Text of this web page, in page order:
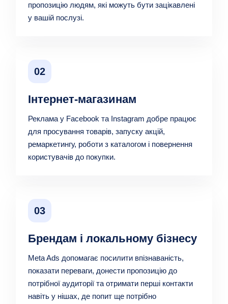
пропозицію людям, які можуть бути зацікавлені
у вашій послузі.
02
Інтернет-магазинам
Реклама у Facebook та Instagram добре працює
для просування товарів, запуску акцій,
ремаркетингу, роботи з каталогом і повернення
користувачів до покупки.
03
Брендам і локальному бізнесу
Meta Ads допомагає посилити впізнаваність,
показати переваги, донести пропозицію до
потрібної аудиторії та отримати перші контакти
навіть у нішах, де попит ще потрібно